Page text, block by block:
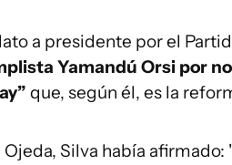
a presidente por el
Yamandú Orsi por
que, según él, es la
Silva había